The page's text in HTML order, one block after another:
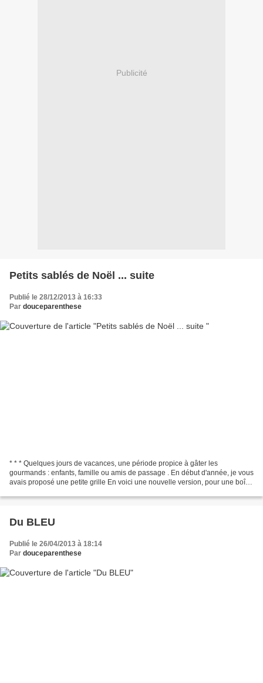
Publicité
Petits sablés de Noël ... suite
Publié le 28/12/2013 à 16:33
Par douceparenthese
* * * Quelques jours de vacances, une période propice à gâter les
gourmands : enfants, famille ou amis de passage . En début d'année, je vous
avais proposé une petite grille En voici une nouvelle version, pour une boîte
Du BLEU
Publié le 26/04/2013 à 18:14
Par douceparenthese